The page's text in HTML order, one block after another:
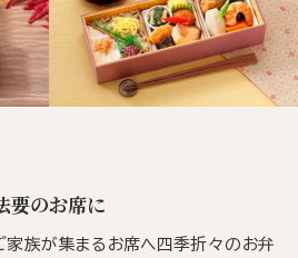
要のお席に
家族が集まるお席へ四季折々のお弁